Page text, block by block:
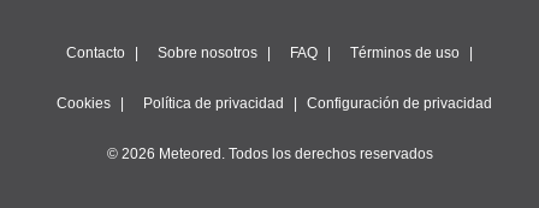
Contacto Sobre nosotros FAQ Términos de uso
Cookies Política de privacidad Configuración de privacidad
© 2026 Meteored. Todos los derechos reservados